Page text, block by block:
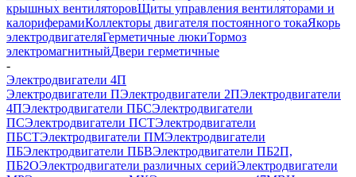
крышных вентиляторовЩиты управления вентиляторами и
калориферамиКоллекторы двигателя постоянного токаЯкорь
электродвигателяГерметичные люкиТормоз
электромагнитныйДвери герметичные
-
Электродвигатели 4П
Электродвигатели ПЭлектродвигатели 2ПЭлектродвигатели
4ПЭлектродвигатели ПБСЭлектродвигатели
ПСЭлектродвигатели ПСТЭлектродвигатели
ПБСТЭлектродвигатели ПМЭлектродвигатели
ПБЭлектродвигатели ПБВЭлектродвигатели ПБ2П,
ПБ2ОЭлектродвигатели различных серийЭлектродвигатели